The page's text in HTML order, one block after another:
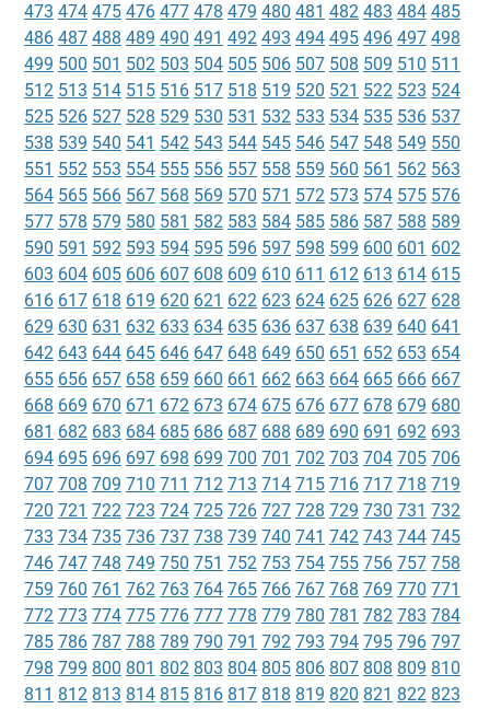
473 474 475 476 477 478 479 480 481 482 483 484 485
486 487 488 489 490 491 492 493 494 495 496 497 498
499 500 501 502 503 504 505 506 507 508 509 510 511
512 513 514 515 516 517 518 519 520 521 522 523 524
525 526 527 528 529 530 531 532 533 534 535 536 537
538 539 540 541 542 543 544 545 546 547 548 549 550
551 552 553 554 555 556 557 558 559 560 561 562 563
564 565 566 567 568 569 570 571 572 573 574 575 576
577 578 579 580 581 582 583 584 585 586 587 588 589
590 591 592 593 594 595 596 597 598 599 600 601 602
603 604 605 606 607 608 609 610 611 612 613 614 615
616 617 618 619 620 621 622 623 624 625 626 627 628
629 630 631 632 633 634 635 636 637 638 639 640 641
642 643 644 645 646 647 648 649 650 651 652 653 654
655 656 657 658 659 660 661 662 663 664 665 666 667
668 669 670 671 672 673 674 675 676 677 678 679 680
681 682 683 684 685 686 687 688 689 690 691 692 693
694 695 696 697 698 699 700 701 702 703 704 705 706
707 708 709 710 711 712 713 714 715 716 717 718 719
720 721 722 723 724 725 726 727 728 729 730 731 732
733 734 735 736 737 738 739 740 741 742 743 744 745
746 747 748 749 750 751 752 753 754 755 756 757 758
759 760 761 762 763 764 765 766 767 768 769 770 771
772 773 774 775 776 777 778 779 780 781 782 783 784
785 786 787 788 789 790 791 792 793 794 795 796 797
798 799 800 801 802 803 804 805 806 807 808 809 810
811 812 813 814 815 816 817 818 819 820 821 822 823